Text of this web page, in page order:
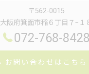
〒562-0015
大阪府箕面市稲６丁目７−１
072-768-8428
お問い合わせはこちら